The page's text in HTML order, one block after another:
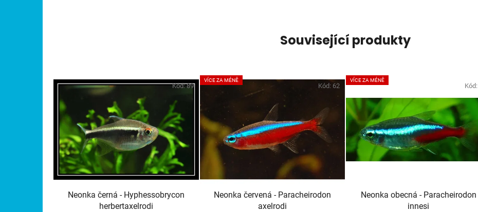
Související produkty
Neonka černá - Hyphessobrycon
herbertaxelrodi
Kód:89
VÍCE ZA MÉNĚ
Neonka červená - Paracheirodon
axelrodi
Kód: 62
VÍCE ZA MÉNĚ
Neonka obecná - Paracheirodon
innesi
Kód: